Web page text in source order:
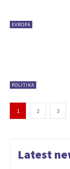
EVROPA
POLITIKA
1 2 3
Latest